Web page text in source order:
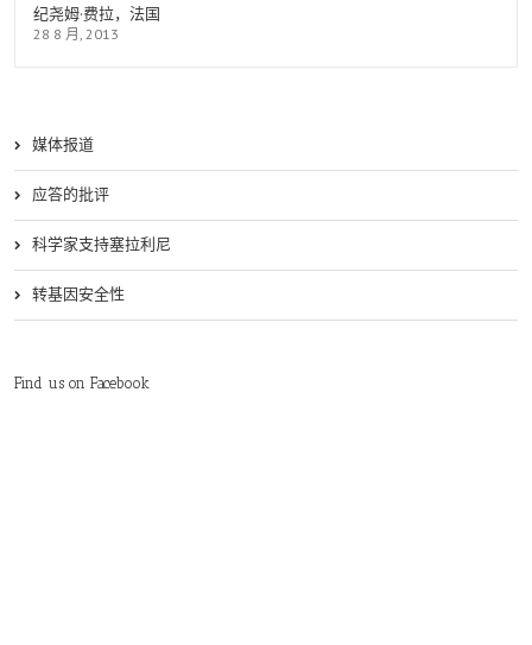
纪尧姆·费拉，法国
28 8 月, 2013
媒体报道
应答的批评
科学家支持塞拉利尼
转基因安全性
Find us on Facebook